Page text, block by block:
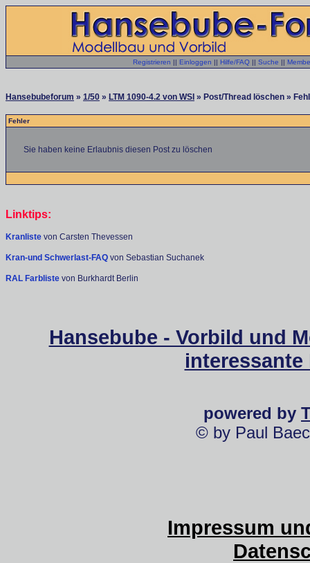
Registrieren || Einloggen || Hilfe/FAQ || Suche ||
Hansebubeforum » 1/50 » LTM 1090-4.2 von WSI » Post/Thread löschen »
Fehler
Sie haben keine Erlaubnis diesen Post zu löschen
Linktips:
Kranliste von Carsten Thevessen
Kran-und Schwerlast-FAQ von Sebastian Suchanek
RAL Farbliste von Burkhardt Berlin
Hansebube - Vorbild und
powered by
© by Paul
Impressum